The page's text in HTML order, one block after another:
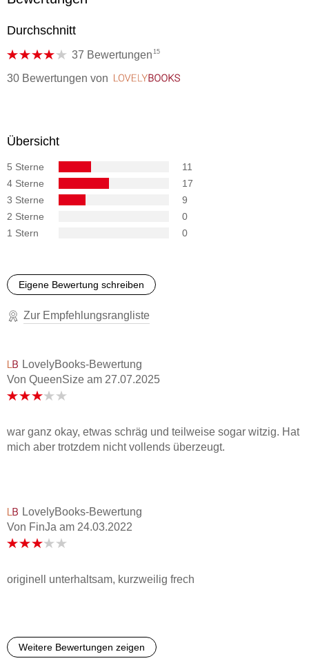
Durchschnitt
37 Bewertungen 15
30 Bewertungen von
Übersicht
5 Sterne
11
4 Sterne
17
3 Sterne
9
2 Sterne
0
1 Stern
0
Eigene Bewertung schreiben
Zur Empfehlungsrangliste
LovelyBooks-Bewertung
Von QueenSize am 27.07.2025
war ganz okay, etwas schräg und teilweise sogar witzig. Hat
mich aber trotzdem nicht vollends überzeugt.
LovelyBooks-Bewertung
Von FinJa am 24.03.2022
originell unterhaltsam, kurzweilig frech
Weitere Bewertungen zeigen